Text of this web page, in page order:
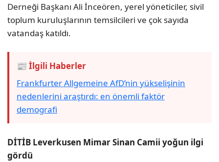
Derneği Başkanı Ali İnceören, yerel yöneticiler, sivil
toplum kuruluşlarının temsilcileri ve çok sayıda
vatandaş katıldı.
📰 İlgili Haberler
Frankfurter Allgemeine AfD’nin yükselişinin
nedenlerini araştırdı: en önemli faktör
demografi
DİTİB Leverkusen Mimar Sinan Camii yoğun ilgi
gördü